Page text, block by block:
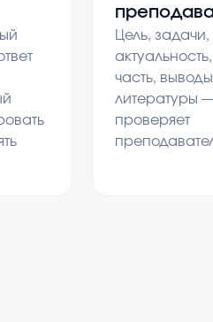
Цель, задачи,
часть,
литературы —
проверяет